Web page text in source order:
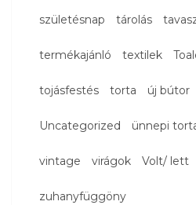
születésnap tárolás
termékajánló textilek
tojásfestés torta új bútor
Uncategorized ünnepi
vintage virágok Volt/ lett
zuhanyfüggöny